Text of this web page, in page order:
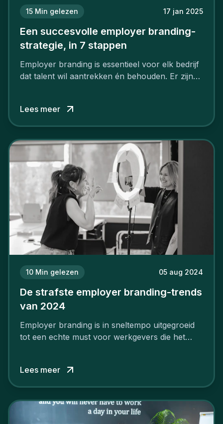
15 Min gelezen 17 jan 2025
Een succesvolle employer branding-
strategie, in 7 stappen
Employer branding is essentieel voor elk bedrijf
dat talent wil aantrekken én behouden. Er zijn
niet van vandaag op morgen. Hoe pak je dat
aan, starten met employer branding?
Lees meer
10 Min gelezen 05 aug 2024
De strafste employer branding-trends
van 2024
Employer branding is in sneltempo uitgegroeid
tot een echte must voor werkgevers die het
Lees meer